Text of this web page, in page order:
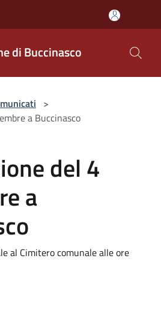
di Buccinasco
>
a Buccinasco
del 4
a
al Cimitero comunale alle ore